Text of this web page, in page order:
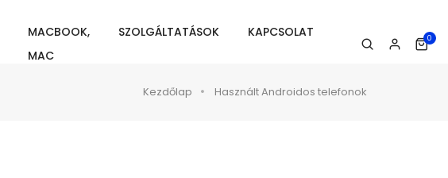
MACBOOK,
MAC
SZOLGÁLTATÁSOK KAPCSOLAT 0
Kezdőlap Használt Androidos telefonok